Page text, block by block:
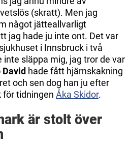
(skratt). Men jag
något jätteallvarligt
jag hade ju inte ont. Det var
i Innsbruck i två
inte släppa mig, jag tror de var
hade fått hjärnskakning
och sen dog han ju efter
för tidningen Åka Skidor.
är stolt över